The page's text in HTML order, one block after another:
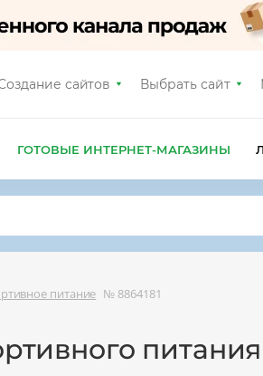
сайтов Выбрать сайт
ГОТОВЫЕ ИНТЕРНЕТ-МАГАЗИНЫ
питание № 8864181